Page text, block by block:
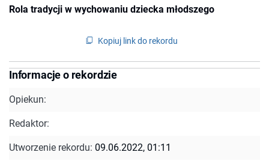
Rola tradycji w wychowaniu dziecka młodszego
Kopiuj link do rekordu
Informacje o rekordzie
Opiekun:
Redaktor:
Utworzenie rekordu: 09.06.2022, 01:11